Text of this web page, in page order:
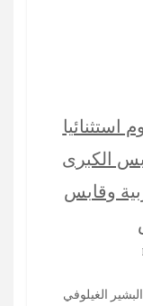
استثنائيا
قابس الكبرى
وقابس